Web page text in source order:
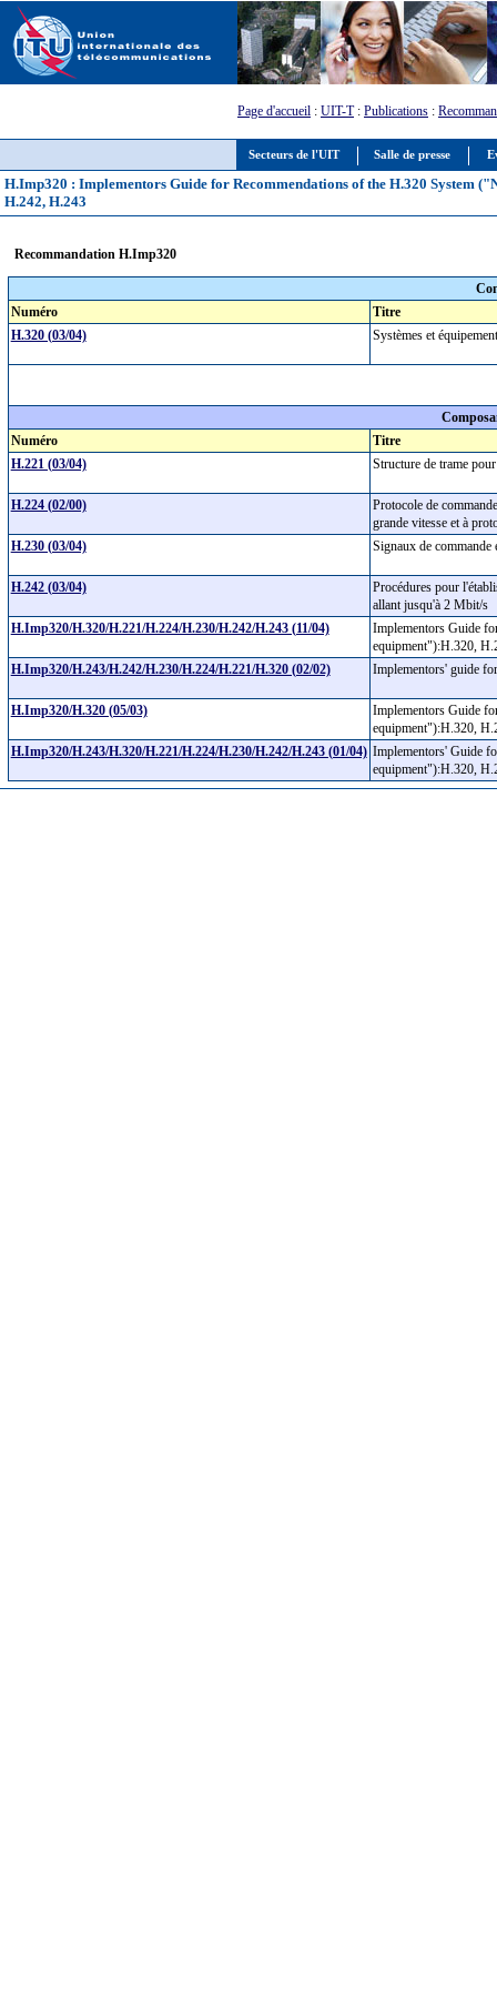
Secteurs de l'UIT Salle de presse
Page d'accueil : UIT-T: Publications :
H.Imp320 : Implementors Guide for Recommendations of the H.320 System
H.242, H.243
Recommandation H.Imp320
Numéro
Titre
H.320 (03/04)
Systèmes et
Numéro
Titre
H.221 (03/04)
Structure de trame
H.224 (02/00)
Protocole de
grande vitesse et à
H.230 (03/04)
Signaux de
H.242 (03/04)
Procédures pour
allant jusqu'à 2 Mbit/s
H.Imp320/H.320/H.221/H.224/H.230/H.242/H.243 (11/04)
Implementors Guide
equipment"):H.320,
H.Imp320/H.243/H.242/H.230/H.224/H.221/H.320 (02/02)
Implementors' guide
H.Imp320/H.320 (05/03)
Implementors Guide
equipment"):H.320,
H.Imp320/H.243/H.320/H.221/H.224/H.230/H.242/H.243 (01/04) Implementors' Guide
equipment"):H.320,